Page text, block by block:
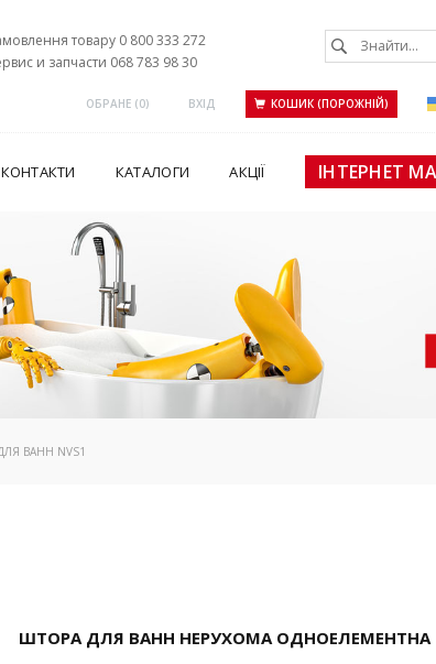
товару 0 800 333 272
и запчасти 068 783 98 30
ОБРАНЕ (0) ВХІД КОШИК (ПОРОЖНІЙ)
КОНТАКТИ КАТАЛОГИ АКЦІЇ ІНТЕРНЕТ
ВАНН NVS1
ШТОРА ДЛЯ ВАНН НЕРУХОМА ОДНОЕЛЕМЕНТНА